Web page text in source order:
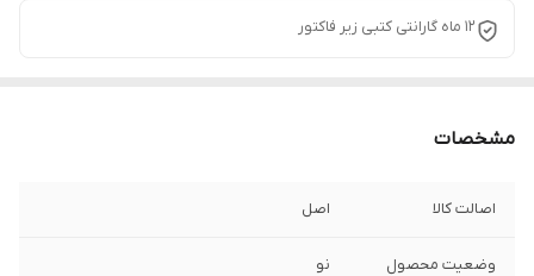
12 ماه گارانتی کتبی زیر فاکتور
مشخصات
اصالت کالا اصل
وضعیت محصول نو